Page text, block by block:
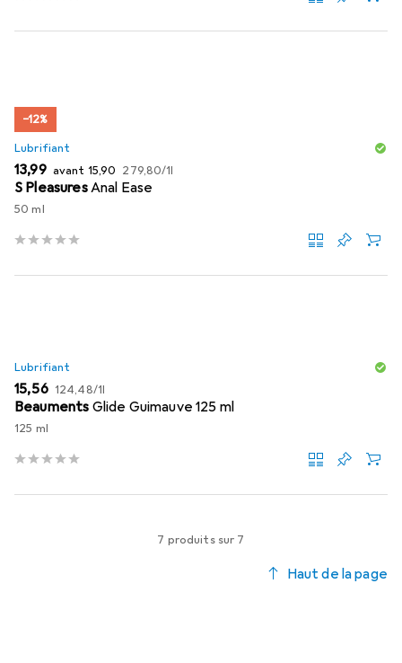
−12%
Lubrifiant
EUR
13,99 avant EUR
15,90 EUR
279,80/1l
S PleasuresAnal Ease
50 ml
Lubrifiant
EUR
15,56 EUR
124,48/1l
Beauments Glide Guimauve 125 ml
125 ml
7 produits sur 7
Haut de la page